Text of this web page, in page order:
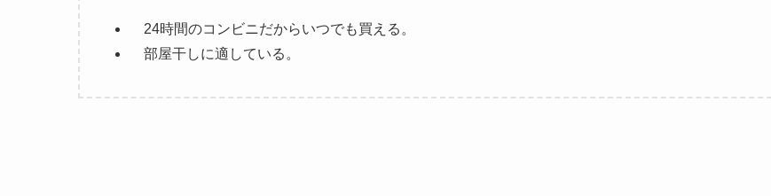
24時間のコンビニだからいつでも買える。
部屋干しに適している。